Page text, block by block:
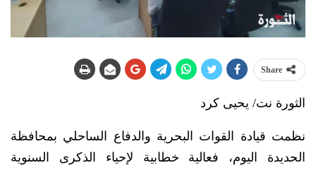
Share
الثورة نت/ يحيى كرد
نظمت قيادة القوات البحرية والدفاع الساحلي بمحافظة
الحديدة اليوم، فعالية خطابية لإحياء الذكرى السنوية